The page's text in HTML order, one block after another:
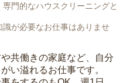
門的なハウスクリーニングと
が必要なお仕事はありませ
共働きの家庭など、自分
い溢れるお仕事です。